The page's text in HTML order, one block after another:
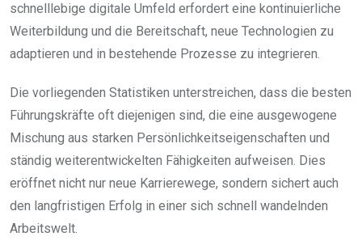
schnelllebige digitale Umfeld erfordert eine kontinuierliche
Weiterbildung und die Bereitschaft, neue Technologien zu
adaptieren und in bestehende Prozesse zu integrieren.
Die vorliegenden Statistiken unterstreichen, dass die besten
Führungskräfte oft diejenigen sind, die eine ausgewogene
Mischung aus starken Persönlichkeitseigenschaften und
ständig weiterentwickelten Fähigkeiten aufweisen. Dies
eröffnet nicht nur neue Karrierewege, sondern sichert auch
den langfristigen Erfolg in einer sich schnell wandelnden
Arbeitswelt.